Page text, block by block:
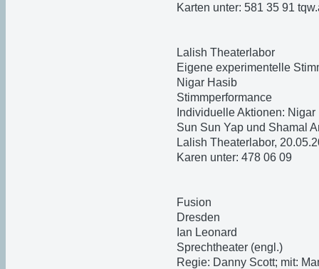
Karten unter: 581 35 91
Lalish Theaterlabor
Eigene experimentelle
Nigar Hasib
Stimmperformance
Individuelle Aktionen:
Sun Sun Yap und Shamal
Lalish Theaterlabor,
Karen unter: 478 06 09
Fusion
Dresden
Ian Leonard
Sprechtheater (engl.)
Regie: Danny Scott; mit: